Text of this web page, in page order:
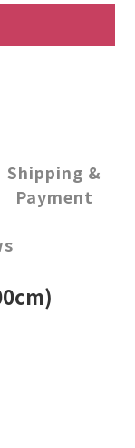
Shipping &
Payment